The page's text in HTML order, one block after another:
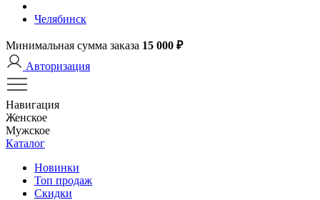
Челябинск
Минимальная сумма заказа 15 000 ₽
Авторизация
Навигация
Женское
Мужское
Каталог
Новинки
Топ продаж
Скидки